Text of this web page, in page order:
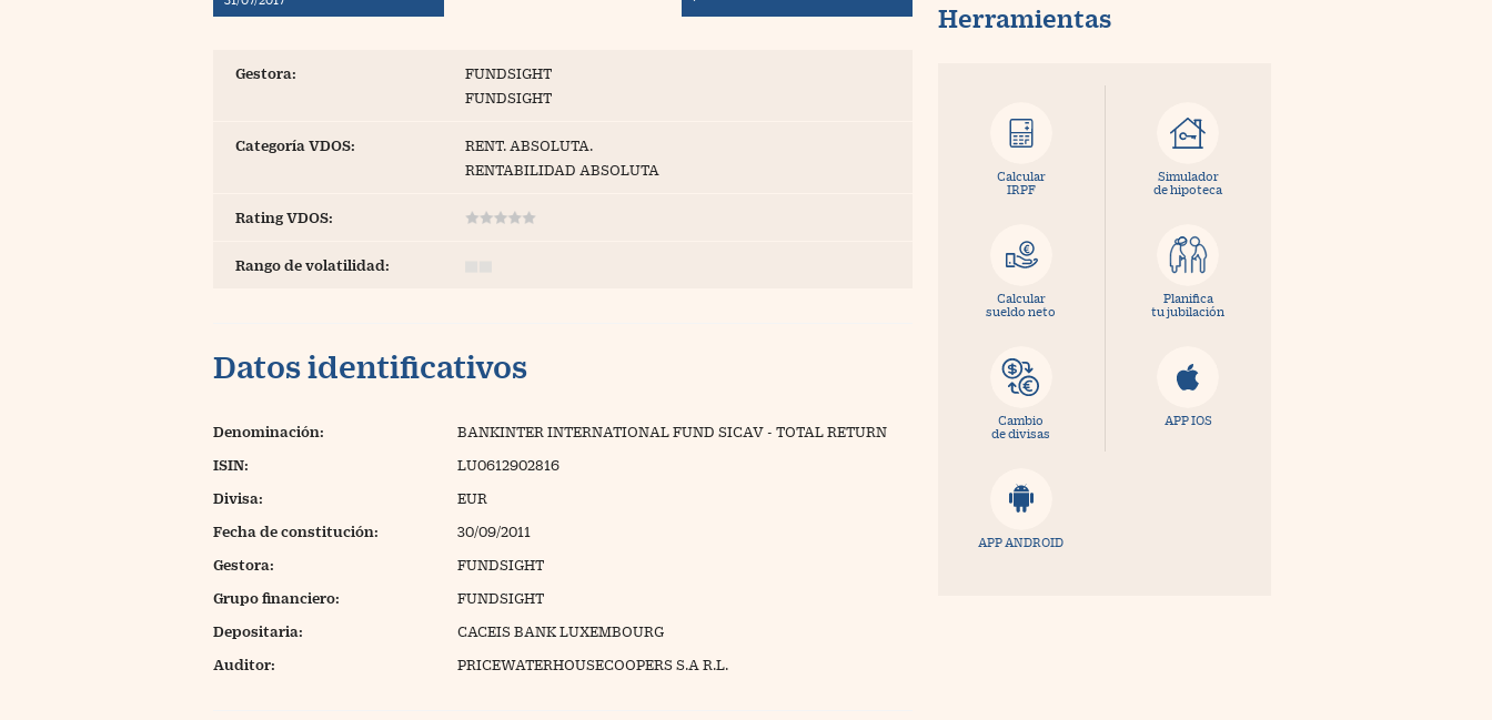
Blogs
Gestora:
FUNDSIGHT
FUNDSIGHT
Categoría VDOS:
RENT. ABSOLUTA.
RENTABILIDAD ABSOLUTA
Rating VDOS:
Rango de volatilidad:
Datos identificativos
Denominación: BANKINTER INTERNATIONAL FUND SICAV - TOTAL RETURN
ISIN: LU0612902816
Divisa: EUR
Fecha de constitución: 30/09/2011
Gestora: FUNDSIGHT
Grupo financiero: FUNDSIGHT
Depositaria: CACEIS BANK LUXEMBOURG
Auditor: PRICEWATERHOUSECOOPERS S.A R.L.
Herramientas
Calcular
IRPF
Simulador
de hipoteca
Calcular
sueldo neto
Planifica
tu jubilación
Cambio
de divisas
APP IOS
APP ANDROID